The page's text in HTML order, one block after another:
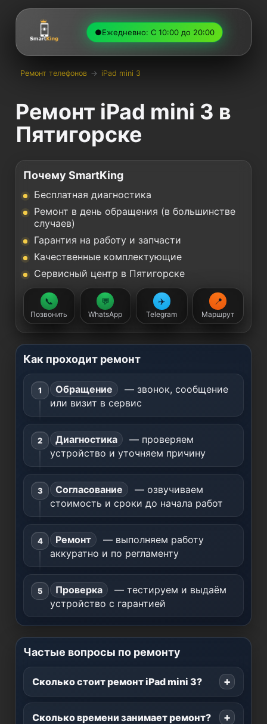
●Ежедневно: С 10:00 до 20:00
Ремонт телефонов → iPad mini 3
Ремонт iPad mini 3 в
Пятигорске
Почему SmartKing
Бесплатная диагностика
Ремонт в день обращения (в большинстве
случаев)
Гарантия на работу и запчасти
Качественные комплектующие
Сервисный центр в Пятигорске
📞
Позвонить
💬
WhatsApp
✈️
Telegram
📍
Маршрут
Как проходит ремонт
Обращение
— звонок, сообщение
или визит в сервис
Диагностика
— проверяем
устройство и уточняем причину
Согласование
— озвучиваем
стоимость и сроки до начала работ
Ремонт
— выполняем работу
аккуратно и по регламенту
Проверка
— тестируем и выдаём
устройство с гарантией
Частые вопросы по ремонту
Сколько стоит ремонт iPad mini 3?
Сколько времени занимает ремонт?